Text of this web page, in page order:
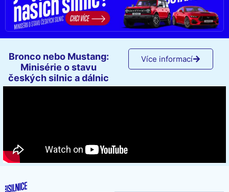
Bronco nebo Mustang:
Minisérie o stavu
českých silnic a dálnic
Více informací